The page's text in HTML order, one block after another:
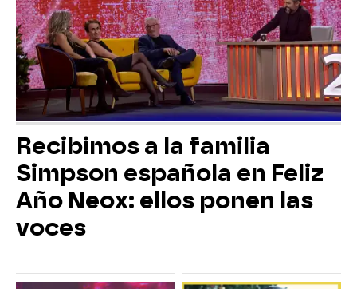
Recibimos a la familia
Simpson española en Feliz
Año Neox: ellos ponen las
voces